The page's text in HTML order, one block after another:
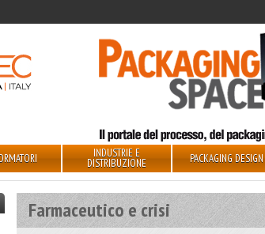
INDUSTRIE E
DISTRIBUZIONE PACKAGING DESIGN
Farmaceutico e crisi